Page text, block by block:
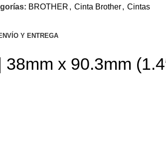
BROTHER , Cinta Brother, Cintas
Y ENTREGA
x 90.3mm